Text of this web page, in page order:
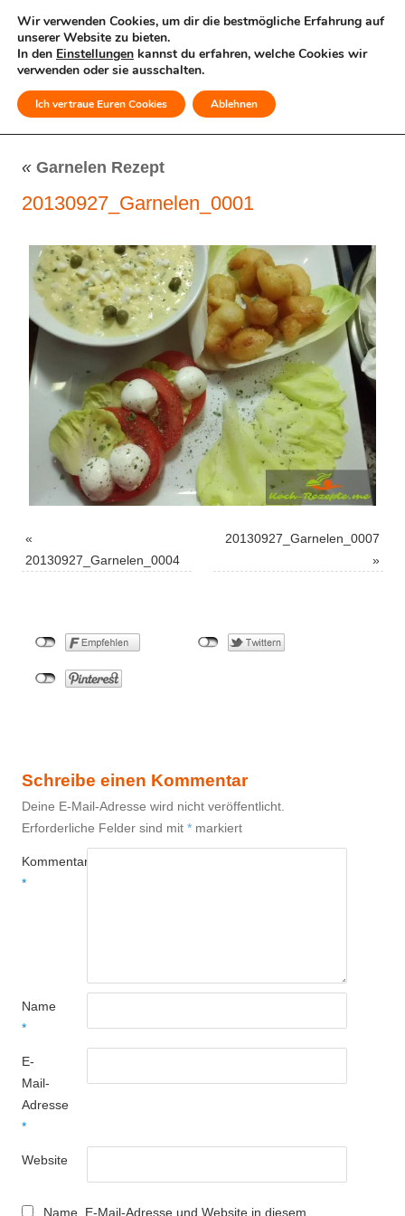
MENÜ
« Garnelen Rezept
20130927_Garnelen_0001
«
20130927_Garnelen_0004
20130927_Garnelen_0007
»
Schreibe einen Kommentar
Deine E-Mail-Adresse wird nicht veröffentlicht.
Erforderliche Felder sind mit * markiert
Kommentar
*
Name
*
E-
Mail-
Adresse
*
Website
Name, E-Mail-Adresse und Website in diesem
Wir verwenden Cookies, um dir die bestmögliche Erfahrung auf
unserer Website zu bieten.
In den Einstellungen kannst du erfahren, welche Cookies wir
verwenden oder sie ausschalten.
Ich vertraue Euren Cookies Ablehnen